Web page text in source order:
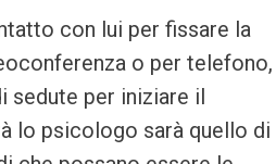
con lui per fissare la
o per telefono,
per iniziare il
lo psicologo sarà quello di